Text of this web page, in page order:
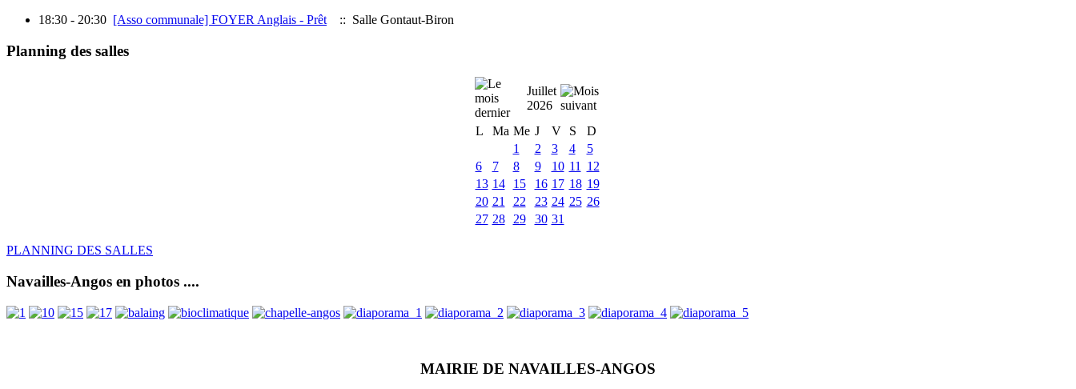
18:30 - 20:30 [Asso communale] FOYER Anglais - Prêt :: Salle Gontaut-Biron
Planning des salles
Juillet
2026
L
Ma Me J V S
D
1
2 3 4
5
6
7 8 9 10 11
12
13 14 15 16 17 18 19
20 21 22 23 24 25 26
27 28 29 30 31
PLANNING DES SALLES
Navailles-Angos en photos ....
MAIRIE DE NAVAILLES-ANGOS